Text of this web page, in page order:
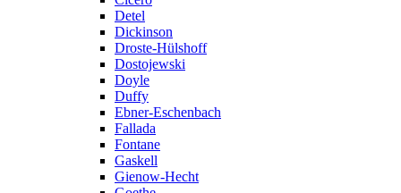
Detel
Dickinson
Droste-Hülshoff
Dostojewski
Doyle
Duffy
Ebner-Eschenbach
Fallada
Fontane
Gaskell
Gienow-Hecht